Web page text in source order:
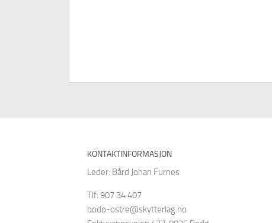
KONTAKTINFORMASJON
Leder: Bård Johan Furnes
Tlf: 907 34 407
bodo-ostre@skytterlag.no